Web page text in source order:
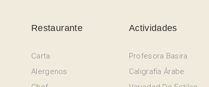
Restaurante
Carta
Alergenos
Actividades
Profesora Basira
Caligrafía Árabe